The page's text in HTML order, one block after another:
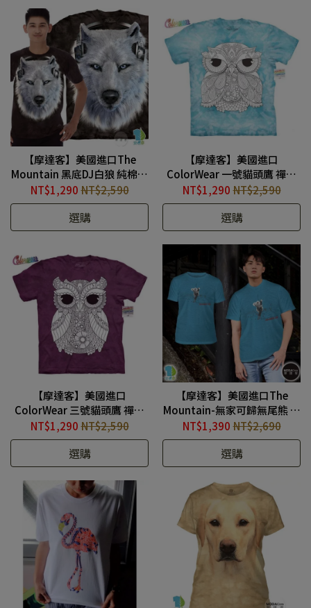
【摩達客】美國進口The
Mountain 黑底DJ白狼 純棉環
保短袖T恤
#YTM104170573174
NT$1,290 NT$2,590
選購
【摩達客】美國進口
ColorWear 一號貓頭鷹 禪繞
畫療癒藝術環保短袖T恤
#YTM10417A064002
NT$1,290 NT$2,590
選購
【摩達客】美國進口
ColorWear 三號貓頭鷹 禪繞
畫療癒藝術環保短袖T恤
#YTM10417A066003
NT$1,290 NT$2,590
選購
【摩達客】美國進口The
Mountain-無家可歸無尾熊 都
會圓領中性短袖T恤
#TMP210106001B
NT$1,390 NT$2,690
選購